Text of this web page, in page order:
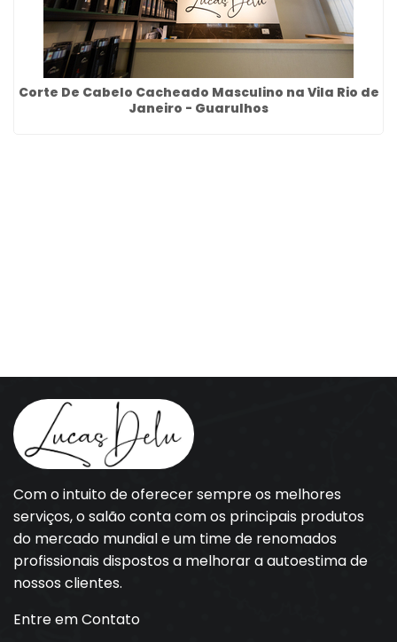
Corte De Cabelo Cacheado Masculino na Vila Rio de
Janeiro - Guarulhos
Com o intuito de oferecer sempre os melhores
serviços, o salão conta com os principais produtos
do mercado mundial e um time de renomados
profissionais dispostos a melhorar a autoestima de
nossos clientes.
Entre em Contato